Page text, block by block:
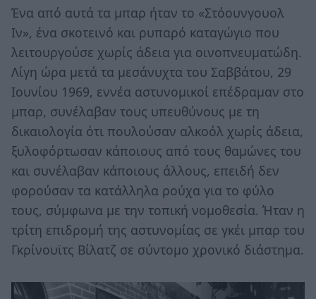
Ένα από αυτά τα μπαρ ήταν το «Στόουνγουολ
Ιν», ένα σκοτεινό και ρυπαρό καταγώγιο που
λειτουργούσε χωρίς άδεια για οινοπνευματώδη.
Λίγη ώρα μετά τα μεσάνυχτα του Σαββάτου, 29
Ιουνίου 1969, εννέα αστυνομικοί επέδραμαν στο
μπαρ, συνέλαβαν τους υπευθύνους με τη
δικαιολογία ότι πουλούσαν αλκοόλ χωρίς άδεια,
ξυλοφόρτωσαν κάποιους από τους θαμώνες του
και συνέλαβαν κάποιους άλλους, επειδή δεν
φορούσαν τα κατάλληλα ρούχα για το φύλο
τους, σύμφωνα με την τοπική νομοθεσία. Ήταν η
τρίτη επιδρομή της αστυνομίας σε γκέι μπαρ του
Γκρίνουϊτς Βίλατζ σε σύντομο χρονικό διάστημα.